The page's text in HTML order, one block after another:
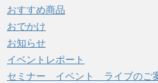
おすすめ商品
おでかけ
お知らせ
イベントレポート
セミナー イベント ライブのご